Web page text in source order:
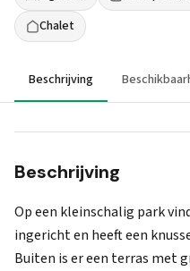
Chalet
Beschrijving
Beschrijving
Op een kleinschalig park
ingericht en heeft een
Buiten is er een terras met